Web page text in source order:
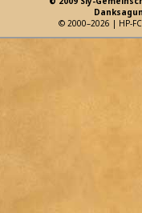
© 2000–2026 | HP-